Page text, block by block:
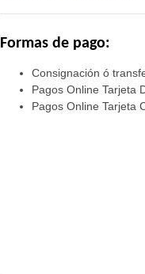
Formas de pago:
Consignación ó
Pagos Online Tarjeta
Pagos Online Tarjeta